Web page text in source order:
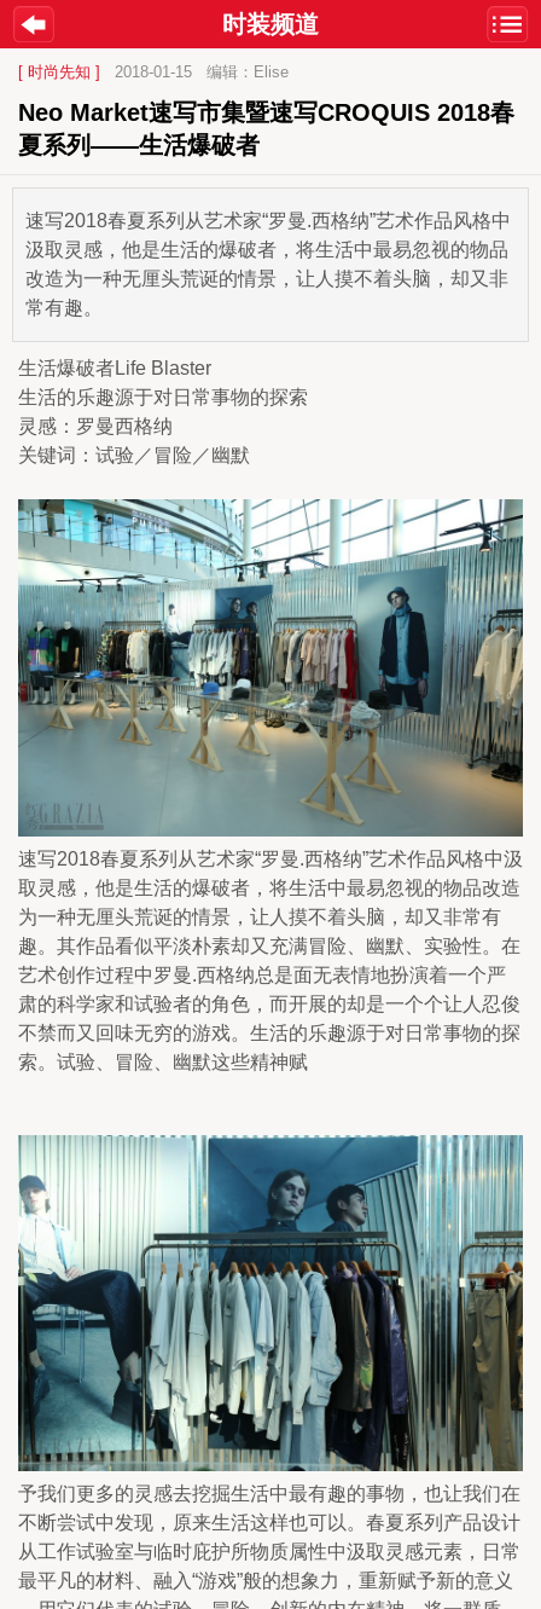
时装频道
[ 时尚先知 ] 2018-01-15 编辑：Elise
Neo Market速写市集暨速写CROQUIS 2018春
夏系列——生活爆破者
速写2018春夏系列从艺术家“罗曼.西格纳”艺术作品风格中
汲取灵感，他是生活的爆破者，将生活中最易忽视的物品
改造为一种无厘头荒诞的情景，让人摸不着头脑，却又非
常有趣。
生活爆破者Life Blaster
生活的乐趣源于对日常事物的探索
灵感：罗曼西格纳
关键词：试验／冒险／幽默
速写2018春夏系列从艺术家“罗曼.西格纳”艺术作品风格中汲
取灵感，他是生活的爆破者，将生活中最易忽视的物品改造
为一种无厘头荒诞的情景，让人摸不着头脑，却又非常有
趣。其作品看似平淡朴素却又充满冒险、幽默、实验性。在
艺术创作过程中罗曼.西格纳总是面无表情地扮演着一个严
肃的科学家和试验者的角色，而开展的却是一个个让人忍俊
不禁而又回味无穷的游戏。生活的乐趣源于对日常事物的探
索。试验、冒险、幽默这些精神赋
予我们更多的灵感去挖掘生活中最有趣的事物，也让我们在
不断尝试中发现，原来生活这样也可以。春夏系列产品设计
从工作试验室与临时庇护所物质属性中汲取灵感元素，日常
最平凡的材料、融入“游戏”般的想象力，重新赋予新的意义